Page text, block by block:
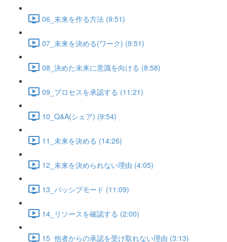
06_未来を作る方法 (9:51)
07_未来を決める(ワーク) (9:51)
08_決めた未来に意識を向ける (8:58)
09_プロセスを承認する (11:21)
10_Q&A(シェア) (9:54)
11_未来を決める (14:26)
12_未来を決められない理由 (4:05)
13_パッシブモード (11:09)
14_リソースを確認する (2:00)
15_他者からの承認を受け取れない理由 (3:13)